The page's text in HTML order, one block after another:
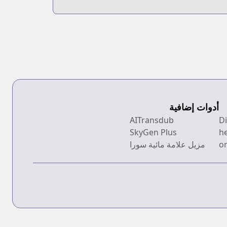
أدوات إضافية
AITransdub
SkyGen Plus
مزيل علامة مائية سورا